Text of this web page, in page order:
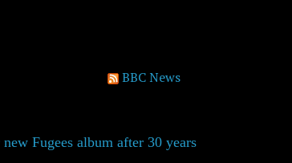
BBC News
Fugees album after 30 years